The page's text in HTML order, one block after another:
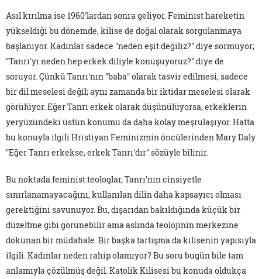
Asıl kırılma ise 1960'lardan sonra geliyor. Feminist hareketin
yükseldiği bu dönemde, kilise de doğal olarak sorgulanmaya
başlanıyor. Kadınlar sadece "neden eşit değiliz?" diye sormuyor;
"Tanrı'yı neden hep erkek diliyle konuşuyoruz?" diye de
soruyor. Çünkü Tanrı'nın "baba" olarak tasvir edilmesi, sadece
bir dil meselesi değil; aynı zamanda bir iktidar meselesi olarak
görülüyor. Eğer Tanrı erkek olarak düşünülüyorsa, erkeklerin
yeryüzündeki üstün konumu da daha kolay meşrulaşıyor. Hatta
bu konuyla ilgili Hristiyan Feminizmin öncülerinden Mary Daly
"Eğer Tanrı erkekse, erkek Tanrı'dır" sözüyle bilinir.
Bu noktada feminist teologlar, Tanrı'nın cinsiyetle
sınırlanamayacağını, kullanılan dilin daha kapsayıcı olması
gerektiğini savunuyor. Bu, dışarıdan bakıldığında küçük bir
düzeltme gibi görünebilir ama aslında teolojinin merkezine
dokunan bir müdahale. Bir başka tartışma da kilisenin yapısıyla
ilgili. Kadınlar neden rahip olamıyor? Bu soru bugün bile tam
anlamıyla çözülmüş değil. Katolik Kilisesi bu konuda oldukça